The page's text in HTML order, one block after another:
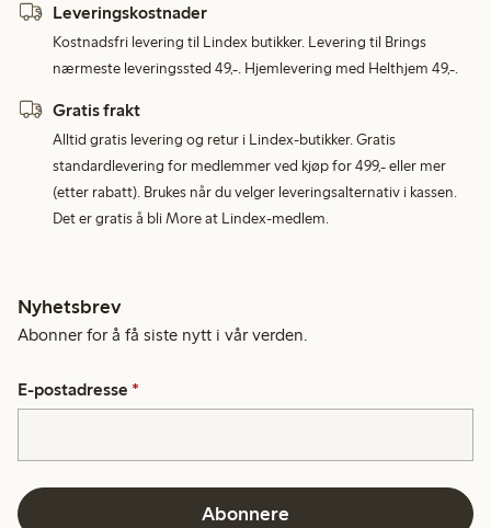
Leveringskostnader
Kostnadsfri levering til Lindex butikker. Levering til Brings
nærmeste leveringssted 49,-. Hjemlevering med Helthjem 49,-.
Gratis frakt
Alltid gratis levering og retur i Lindex-butikker. Gratis
standardlevering for medlemmer ved kjøp for 499,- eller mer
(etter rabatt). Brukes når du velger leveringsalternativ i kassen.
Det er gratis å bli More at Lindex-medlem.
Nyhetsbrev
Abonner for å få siste nytt i vår verden.
E-postadresse *
Abonnere